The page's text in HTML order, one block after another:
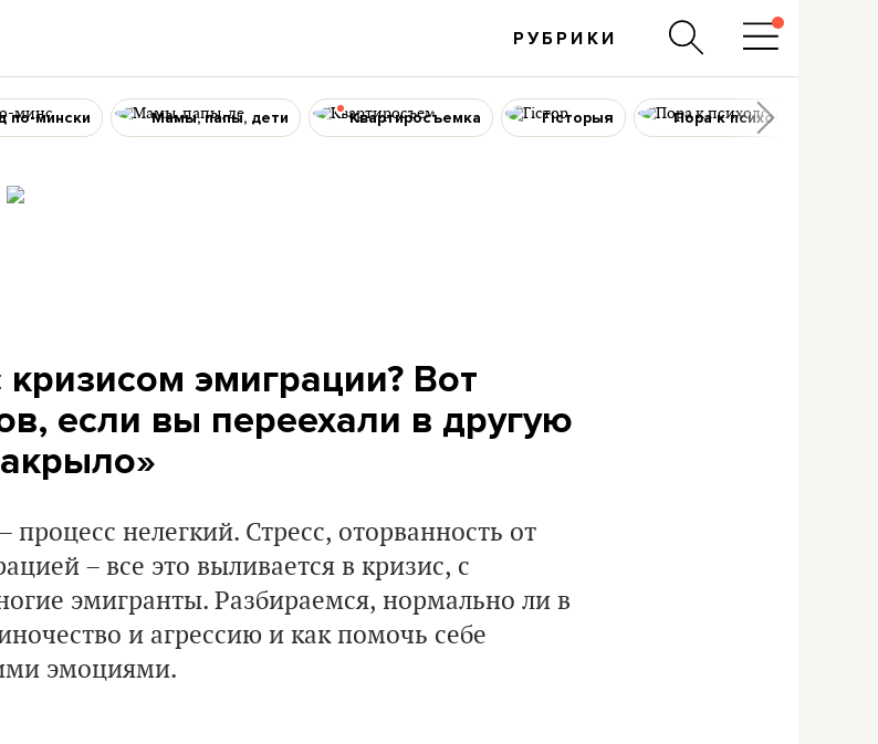
РУБРИКИ
по-мински Мамы, папы, дети Квартиросъемка Гісторыя Пора к психологу
кризисом эмиграции? Вот
если вы переехали в другую
процесс нелегкий. Стресс, оторванность от
– все это выливается в кризис, с
эмигранты. Разбираемся, нормально ли в
и агрессию и как помочь себе
эмоциями.